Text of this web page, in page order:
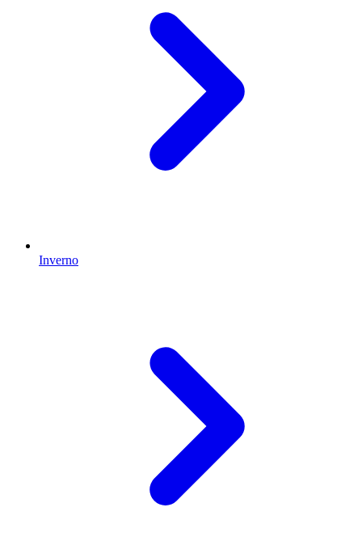
Inverno